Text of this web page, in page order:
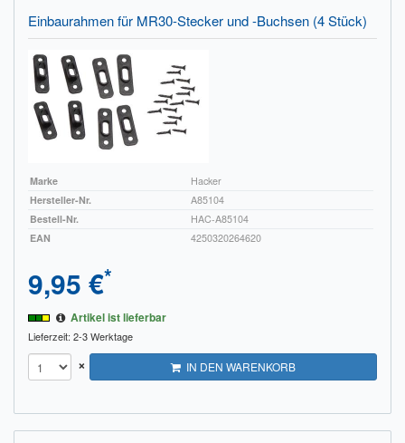
Einbaurahmen für MR30-Stecker und -Buchsen (4 Stück)
Marke
Hacker
Hersteller-Nr.
A85104
Bestell-Nr.
HAC-A85104
EAN
4250320264620
9,95 €*
Artikel ist lieferbar
Lieferzeit: 2-3 Werktage
× IN DEN WARENKORB